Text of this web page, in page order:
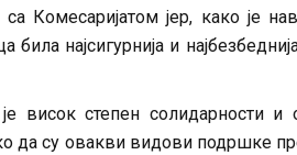
Комесаријатом јер, како је
најсигурнија и
висок степен солидарности
да су овакви видови подршке